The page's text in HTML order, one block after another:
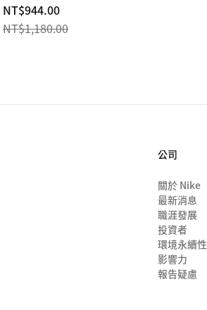
current
price
NT$1,180.00
NT$944.00
NT$1,180.00
公司
關於 Nike
最新消息
職涯發展
投資者
環境永續性
影響力
報告疑慮